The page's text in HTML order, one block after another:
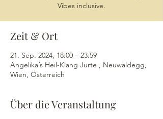
Vibes inclusive.
Zeit & Ort
21. Sep. 2024, 18:00 – 23:59
Angelika´s Heil-Klang Jurte , Neuwaldegg,
Wien, Österreich
Über die Veranstaltung